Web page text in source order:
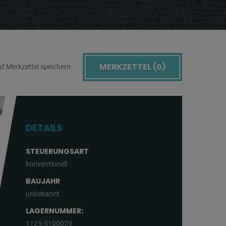
Merkzettel speichern MERKZETTEL (0)
DETAILS
STEUERUNGSART
konventionell
BAUJAHR
unbekannt
LAGERNUMMER:
1125-3100029